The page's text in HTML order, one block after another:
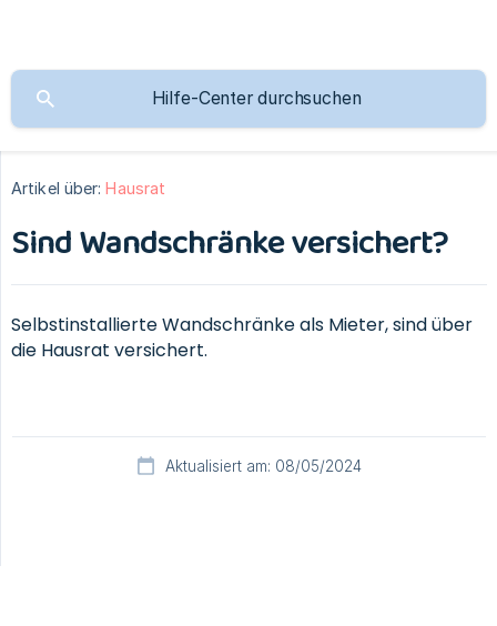
Artikel über: Hausrat
Sind Wandschränke versichert?
Selbstinstallierte Wandschränke als Mieter, sind über
die Hausrat versichert.
Aktualisiert am: 08/05/2024